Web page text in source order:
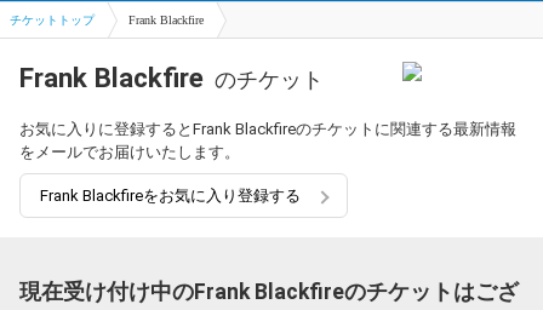
チケットトップ Frank Blackfire
Frank Blackfire のチケット
お気に入りに登録するとFrank Blackfireのチケットに関連する最新情報
をメールでお届けいたします。
Frank Blackfireをお気に入り登録する
現在受け付け中のFrank Blackfireのチケットはござ